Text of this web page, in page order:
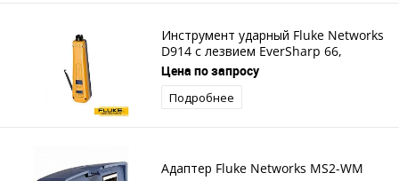
Инструмент ударный Fluke Networks
D914 с лезвием EverSharp 66,
EverSharp 110
Цена по запросу
Подробнее
Адаптер Fluke Networks MS2-WM